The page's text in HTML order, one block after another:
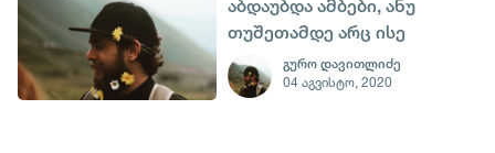
აბდაუბდა ამბები, ანუ
თუშეთამდე არც ისე
შორია
გურო დავითლიძე
04 აგვისტო, 2020